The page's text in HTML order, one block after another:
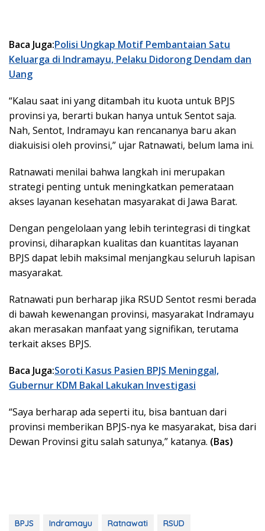
Baca Juga:Polisi Ungkap Motif Pembantaian Satu
Keluarga di Indramayu, Pelaku Didorong Dendam dan
Uang
“Kalau saat ini yang ditambah itu kuota untuk BPJS
provinsi ya, berarti bukan hanya untuk Sentot saja.
Nah, Sentot, Indramayu kan rencananya baru akan
diakuisisi oleh provinsi,” ujar Ratnawati, belum lama ini.
Ratnawati menilai bahwa langkah ini merupakan
strategi penting untuk meningkatkan pemerataan
akses layanan kesehatan masyarakat di Jawa Barat.
Dengan pengelolaan yang lebih terintegrasi di tingkat
provinsi, diharapkan kualitas dan kuantitas layanan
BPJS dapat lebih maksimal menjangkau seluruh lapisan
masyarakat.
Ratnawati pun berharap jika RSUD Sentot resmi berada
di bawah kewenangan provinsi, masyarakat Indramayu
akan merasakan manfaat yang signifikan, terutama
terkait akses BPJS.
Baca Juga:Soroti Kasus Pasien BPJS Meninggal,
Gubernur KDM Bakal Lakukan Investigasi
“Saya berharap ada seperti itu, bisa bantuan dari
provinsi memberikan BPJS-nya ke masyarakat, bisa dari
Dewan Provinsi gitu salah satunya,” katanya. (Bas)
BPJS Indramayu Ratnawati RSUD